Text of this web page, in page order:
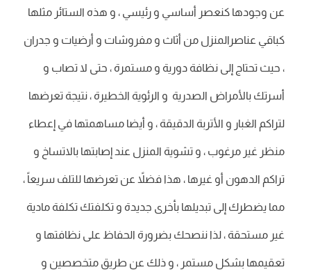
عن وجودها كنعصر أساسي و رئيسي ، و هذه الستائر مثلها
كباقي عناصرالمنزل من أثاث و مفروشات و أرضيات و جدران
، حيث تحتاج إلى نظافة دورية و مستمرة ، حتى لا تصاب و
أسرتك بالأمراض الصدرية و الرئوية الخطيرة ، نتيجة تعرضها
لتراكم الغبار و الأتربة الدقيقة ، و أيضا مساهمتها في إعطاء
منظر غير مرغوب ، و تشوية المنزل عند إصابتها بالاتساخ و
تراكم الدهون أو غيرها ، هذا فضلاً عن تعرضها للتلف سريعاً ،
مما يضطرك إلى تبديلها بأخرى جديدة و تكلفتك تكلفة مادية
غير مستحقة ، لذا ننصحك بضرورة الحفاظ على نظافتها و
تعقيمها بشكل مستمر ، و ذلك عن طريق متخصصين و